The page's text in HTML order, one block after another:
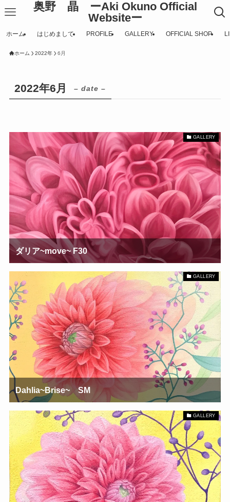
奥野 晶 ーAki Okuno Official
Websiteー
ホーム はじめまして PROFILE GALLERY OFFICIAL SHOP
ホーム 2022年 6月
2022年6月 – date –
GALLERY
ダリア~move~ F30
GALLERY
Dahlia~Brise~ SM
GALLERY